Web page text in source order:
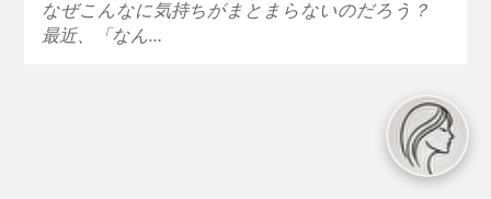
なぜこんなに気持ちがまとまらないのだろう？
最近、「なん…